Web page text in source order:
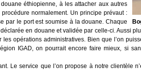
éthiopienne, à les attacher aux autres
normalement. Un principe prévaut :
par le port est soumise à la douane. Chaque
en douane et validée par celle-ci. Aussi
les opérations administratives. Bien que l’on
IGAD, on pourrait encore faire mieux, si
Le service que l’on propose à notre clientèle